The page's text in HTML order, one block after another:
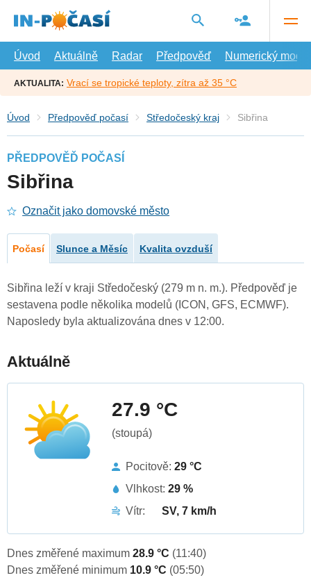
hlavní
Úvod
Aktuálně Radar Předpověď Numerický model
AKTUALITA: Vrací se tropické teploty, zítra až 35 °C
Úvod Předpověď počasí Středočeský kraj Sibřina
PŘEDPOVĚĎ POČASÍ
Sibřina
Označit jako domovské město
Počasí Slunce a Měsíc Kvalita ovzduší
Sibřina leží v kraji Středočeský (279 m n. m.). Předpověď je
sestavena podle několika modelů (ICON, GFS, ECMWF).
Naposledy byla aktualizována dnes v 12:00.
Aktuálně
27.9 °C
(stoupá)
Pocitově: 29 °C
Vlhkost: 29 %
Vítr:
SV, 7 km/h
Dnes změřené maximum 28.9 °C (11:40)
Dnes změřené minimum 10.9 °C (05:50)